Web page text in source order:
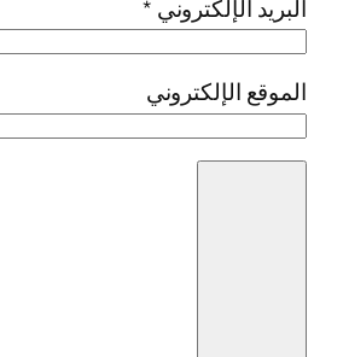
البريد الإلكتروني *
الموقع الإلكتروني